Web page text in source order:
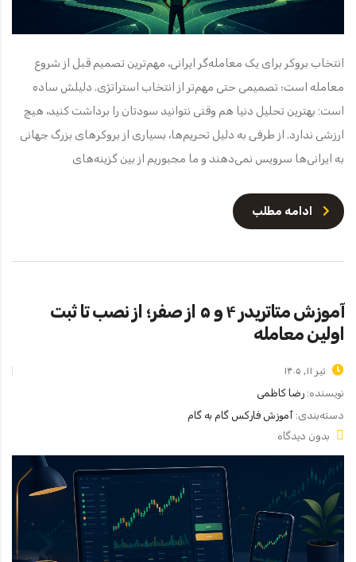
انتخاب بروکر برای یک معامله‌گر ایرانی، مهم‌ترین تصمیم قبل از شروع
معامله است؛ تصمیمی حتی مهم‌تر از انتخاب استراتژی. دلیلش ساده
است: بهترین تحلیل دنیا هم وقتی نتوانید سودتان را برداشت کنید، هیچ
ارزشی ندارد. از طرفی به دلیل تحریم‌ها، بسیاری از بروکرهای بزرگ جهانی
به ایرانی‌ها سرویس نمی‌دهند و ما مجبوریم از بین گزینه‌های
ادامه مطلب
آموزش متاتریدر ۴ و ۵ از صفر؛ از نصب تا ثبت
اولین معامله
تیر ۱۱, ۱۴۰۵
نویسنده: رضا کاظمی
دسته‌بندی: آموزش فارکس گام به گام
بدون دیدگاه